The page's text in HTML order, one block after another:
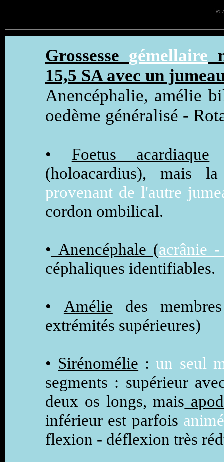
Grossesse gémellaire
15,5 SA avec un
Anencéphalie, amélie
oedème généralisé -
• Foetus acardiaque
(holoacardius), mais
provenant de l'autre
cordon ombilical.
• Anencéphale (acrânie
céphaliques identifiables.
• Amélie des
extrémités supérieures)
• Sirénomélie :un seul
segments : supérieur
deux os longs, mais
inférieur est parfois
flexion - déflexion très